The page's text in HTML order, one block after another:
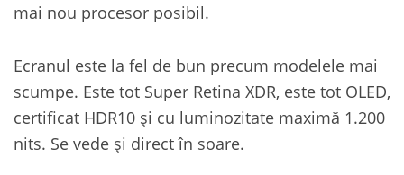
mai nou procesor posibil.
Ecranul este la fel de bun precum modelele mai
scumpe. Este tot Super Retina XDR, este tot OLED,
certificat HDR10 și cu luminozitate maximă 1.200
nits. Se vede și direct în soare.